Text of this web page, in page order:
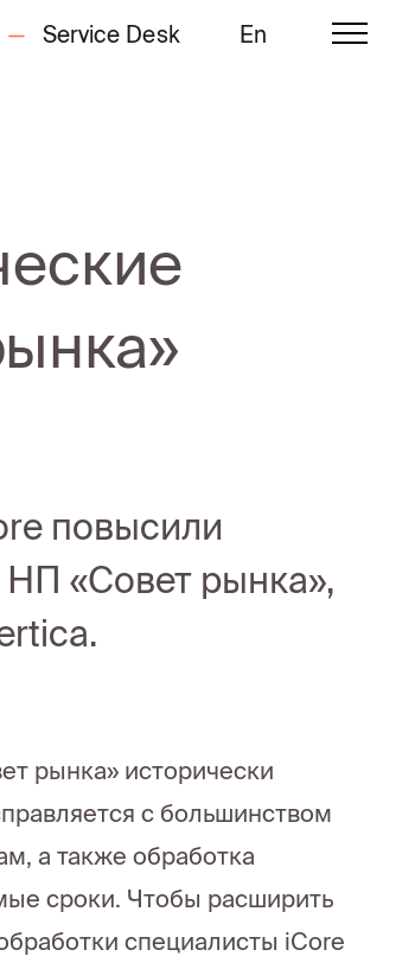
Service Desk En
повысили
НП «Совет рынка»,
рынка» исторически
с большинством
а также обработка
сроки. Чтобы расширить
специалисты iCore